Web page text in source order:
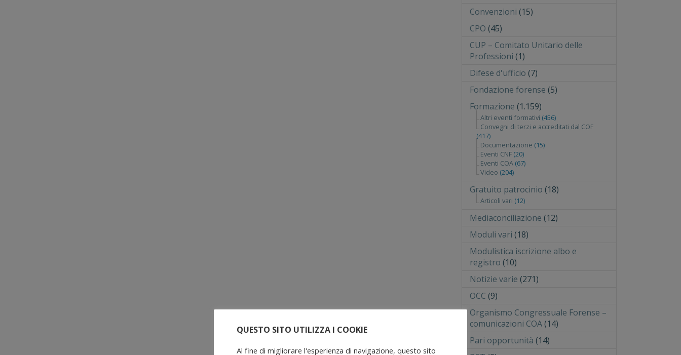
Convenzioni (15)
CPO (45)
CUP – Comitato Unitario delle
Professioni (1)
Difese d'ufficio (7)
Fondazione forense (5)
Formazione (1.159)
Altri eventi formativi (456)
Convegni di terzi e accreditati dal COF
(417)
Documentazione (15)
Eventi CNF (20)
Eventi COA (67)
Video (204)
Gratuito patrocinio (18)
Articoli vari (12)
Mediaconciliazione (12)
Moduli vari (18)
Modulistica iscrizione albo e
registro (10)
Notizie varie (271)
OCC (9)
Organismo Congressuale Forense –
comunicazioni COA(14)
Pari opportunità (14)
QUESTO SITO UTILIZZA I COOKIE
Al fine di migliorare l'esperienza di navigazione, questo sito